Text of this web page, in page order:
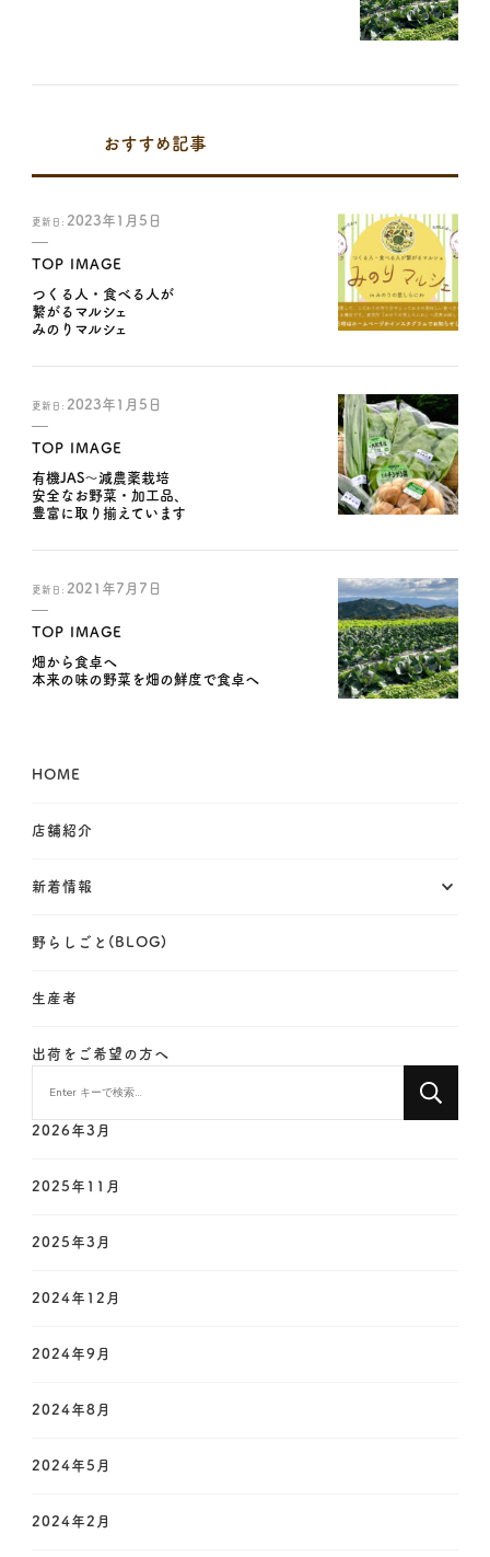
おすすめ記事
更新日: 2023年1月5日
TOP IMAGE
つくる人・食べる人が
繋がるマルシェ
みのりマルシェ
更新日: 2023年1月5日
TOP IMAGE
有機JAS～減農薬栽培
安全なお野菜・加工品、
豊富に取り揃えています
更新日: 2021年7月7日
TOP IMAGE
畑から食卓へ
本来の味の野菜を畑の鮮度で食卓へ
HOME
店舗紹介
新着情報
野らしごと(BLOG)
生産者
出荷をご希望の方へ
か
す
?
2026年3月
2025年11月
2025年3月
2024年12月
2024年9月
2024年8月
2024年5月
2024年2月